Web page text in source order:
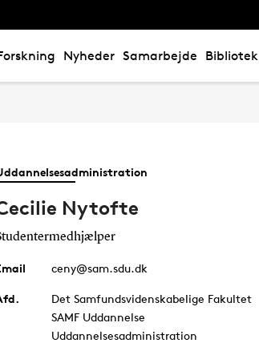
Nyheder Samarbejde Bibliotek
Nytofte
ceny@sam.sdu.dk
Det Samfundsvidenskabelige Fakultet
SAMF Uddannelse
Uddannelsesadministration